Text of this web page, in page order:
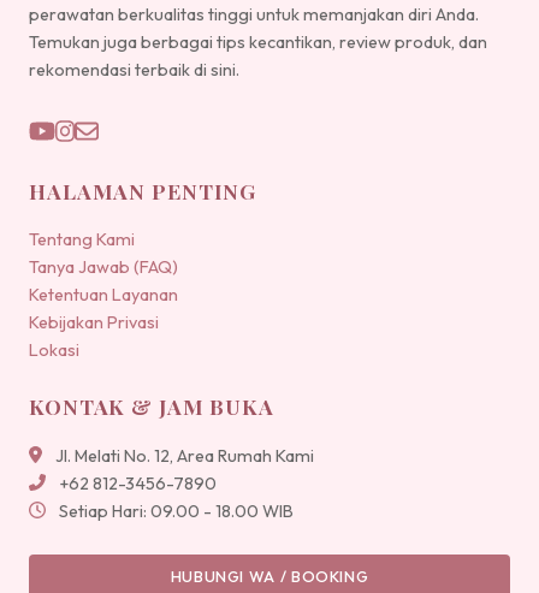
perawatan berkualitas tinggi untuk memanjakan diri Anda.
Temukan juga berbagai tips kecantikan, review produk, dan
rekomendasi terbaik di sini.
HALAMAN PENTING
Tentang Kami
Tanya Jawab (FAQ)
Ketentuan Layanan
Kebijakan Privasi
Lokasi
KONTAK & JAM BUKA
Jl. Melati No. 12, Area Rumah Kami
+62 812-3456-7890
Setiap Hari: 09.00 - 18.00 WIB
HUBUNGI WA / BOOKING